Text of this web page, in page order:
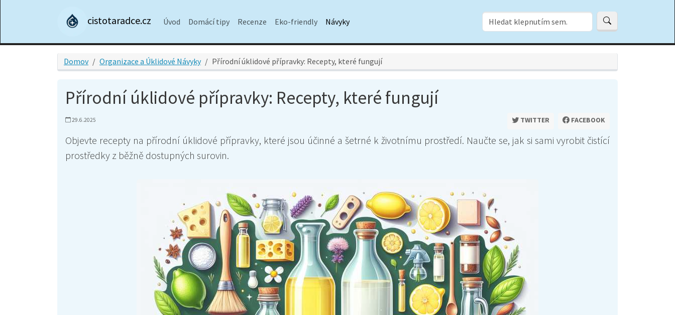
cistotaradce.cz Úvod Domácí tipy Recenze Eko-friendly Návyky
Domov Organizace a Úklidové Návyky Přírodní úklidové přípravky: Recepty, které fungují
Přírodní úklidové přípravky: Recepty, které fungují
29.6.2025 TWITTER FACEBOOK
Objevte recepty na přírodní úklidové přípravky, které jsou účinné a šetrné k životnímu prostředí. Naučte se, jak si sami vyrobit čistící
prostředky z běžně dostupných surovin.